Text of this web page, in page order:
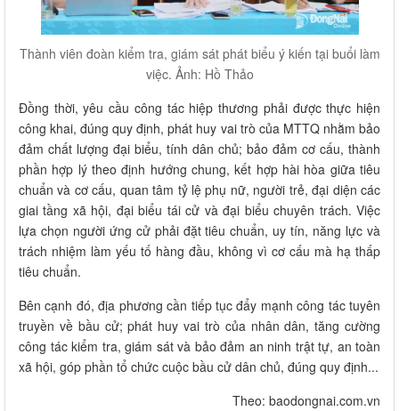
Thành viên đoàn kiểm tra, giám sát phát biểu ý kiến tại buổi làm
việc. Ảnh: Hồ Thảo
Đồng thời, yêu cầu công tác hiệp thương phải được thực hiện
công khai, đúng quy định, phát huy vai trò của MTTQ nhằm bảo
đảm chất lượng đại biểu, tính dân chủ; bảo đảm cơ cấu, thành
phần hợp lý theo định hướng chung, kết hợp hài hòa giữa tiêu
chuẩn và cơ cấu, quan tâm tỷ lệ phụ nữ, người trẻ, đại diện các
giai tầng xã hội, đại biểu tái cử và đại biểu chuyên trách. Việc
lựa chọn người ứng cử phải đặt tiêu chuẩn, uy tín, năng lực và
trách nhiệm làm yếu tố hàng đầu, không vì cơ cấu mà hạ thấp
tiêu chuẩn.
Bên cạnh đó, địa phương cần tiếp tục đẩy mạnh công tác tuyên
truyền về bầu cử; phát huy vai trò của nhân dân, tăng cường
công tác kiểm tra, giám sát và bảo đảm an ninh trật tự, an toàn
xã hội, góp phần tổ chức cuộc bầu cử dân chủ, đúng quy định...
Theo: baodongnai.com.vn